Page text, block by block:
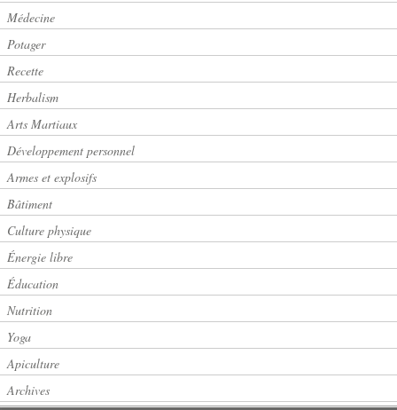
Médecine
Potager
Recette
Herbalism
Arts Martiaux
Développement personnel
Armes et explosifs
Bâtiment
Culture physique
Énergie libre
Éducation
Nutrition
Yoga
Apiculture
Archives